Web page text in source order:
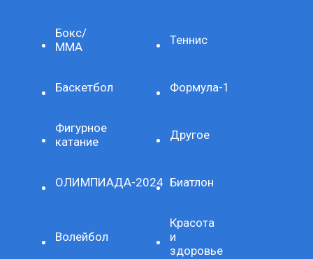
Бокс/
ММА
Теннис
Баскетбол Формула-1
Фигурное
катание
Другое
ОЛИМПИАДА-2024 Биатлон
Волейбол
Красота
и
здоровье